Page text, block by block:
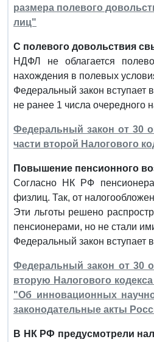
размера полевого
лиц"
С полевого довольствия
НДФЛ не облагается
нахождения в полевых
Федеральный закон вступает
не ранее 1 числа очередного
Федеральный закон от 30
части второй Налогового
Повышение пенсионного
Согласно НК РФ
физлиц. Так, от
Эти льготы решено
пенсионерами, но не стали
Федеральный закон вступает
Федеральный закон от 30
вторую Налогового
"Об инновационных
законодательные акты
В НК РФ предусмотрели